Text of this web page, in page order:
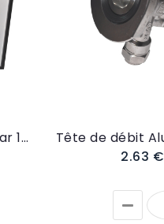
Pompe à bière 2 têtes + roll bar 150L/h (POMPE1)
2.63 €